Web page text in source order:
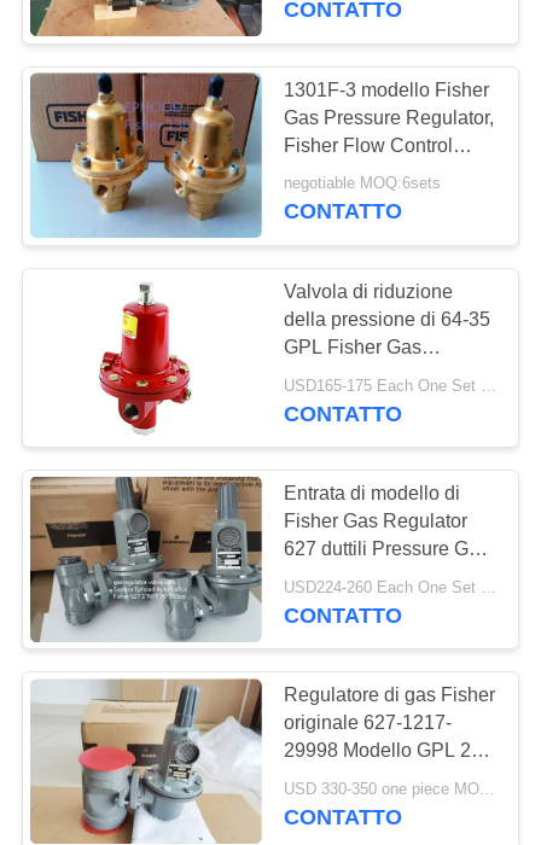
Valvola di ritenuta
dell'acciaio
inossidabile
8
Valvola a motore
elettrica
valvola azionata
pneumatica
5
CONTATTO
1301F-3 modello Fisher
Gas Pressure Regulator,
Fisher Flow Control
Valve
negotiable MOQ:6sets
CONTATTO
Valvola di riduzione
della pressione di 64-35
GPL Fisher Gas
Regulator 64 ad alta
pressione di modello
CONTATTO
Entrata di modello di
Fisher Gas Regulator
627 duttili Pressure Gas
Regulator 250PSI del
ferro
USD224-260 Each One Set MOQ:6Sets
CONTATTO
Regulatore di gas Fisher
originale 627-1217-
29998 Modello GPL 2
pollici NPT End
Connection
USD 330-350 one piece MOQ:Negoziato
CONTATTO